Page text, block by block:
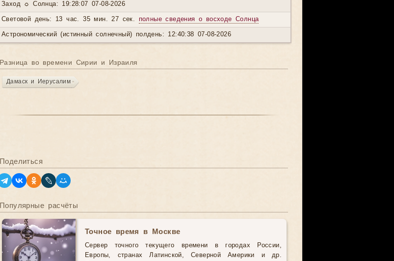
Заход ☼ Солнца: 19:28:07 07-08-2026
Световой день: 13 час. 35 мин. 27 сек. полные сведения о восходе Солнца
Астрономический (истинный солнечный) полдень: 12:40:38 07-08-2026
Разница во времени Сирии и Израиля
Дамаск и Иерусалим
Поделиться
Популярные расчёты
Точное время в Москве
Сервер точного текущего времени в городах России,
Европы, странах Латинской, Северной Америки и др.